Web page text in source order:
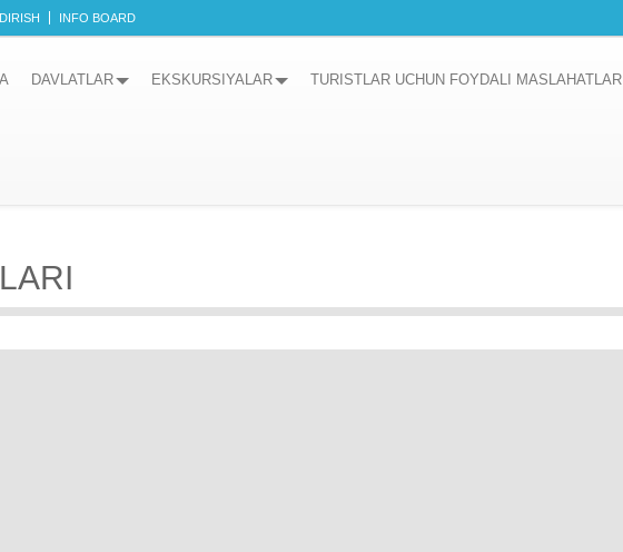
INFO BOARD
DAVLATLAR EKSKURSIYALAR TURISTLAR UCHUN FOYDALI MASLAHATLAR